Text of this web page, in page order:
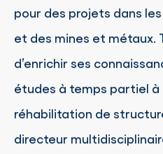
pour des projets dans
et des mines et métaux.
d’enrichir ses
études à temps partiel à
réhabilitation de
directeur